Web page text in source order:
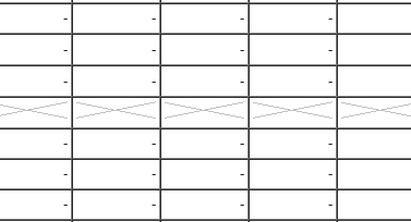
- - -
-
- - -
-
- - -
-
- - -
-
- - -
-
- - -
-